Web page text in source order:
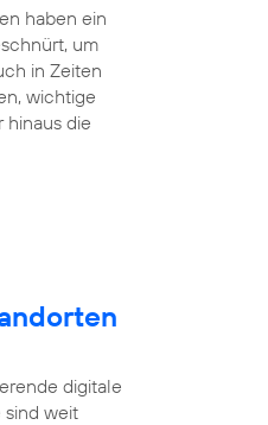
haben ein
um
in Zeiten
wichtige
die
digitale
sind weit